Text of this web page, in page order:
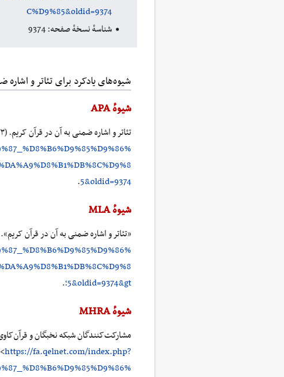
C%D9%85&oldid=9374
شناسهٔ نسخهٔ صفحه: 9374
شیوه‌های یادکرد برای تئاتر و
شیوهٔ APA
تئاتر و اشاره ضمنی به آن در قرآن کریم. (۲۰۲۳، ژوئن ۲۱).
5&oldid=9374
.
شیوهٔ MLA
«تئاتر و اشاره ضمنی به آن در قرآن
5&oldid=9374&gt؛.
شیوهٔ MHRA
مشارکت‌کنندگان شبکه نخبگان و
<https://fa.qelnet.com/index.php?